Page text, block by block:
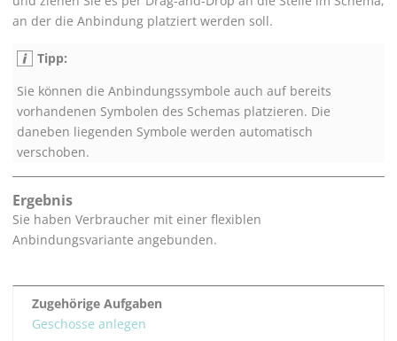
an der die Anbindung platziert werden soll.
Tipp:
Sie können die Anbindungssymbole auch auf bereits
vorhandenen Symbolen des Schemas platzieren. Die
daneben liegenden Symbole werden automatisch
verschoben.
Ergebnis
Sie haben Verbraucher mit einer flexiblen
Anbindungsvariante angebunden.
Zugehörige Aufgaben
Geschosse anlegen